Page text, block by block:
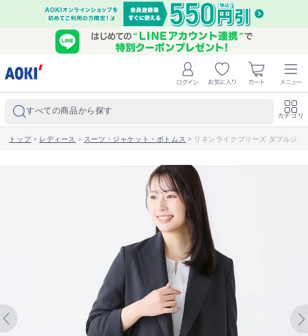
すべての商品から探す カテゴリ
トップ> レディース > スーツ・ジャケット・ボトムス > リネンライクブリーズ ダブルジ